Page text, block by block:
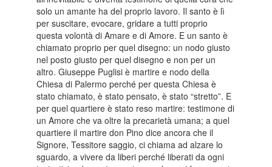
solo un amante ha del proprio lavoro. Il santo è lì
per suscitare, evocare, gridare a tutti proprio
questa volontà di Amare e di Amore. E un santo è
chiamato proprio per quel disegno: un nodo giusto
nel posto giusto per quel disegno e non per un
altro. Giuseppe Puglisi è martire e nodo della
Chiesa di Palermo perché per questa Chiesa è
stato chiamato, è stato pensato, è stato “stretto”. E
per quel quartiere è stato reso martire: testimone di
un Amore che va oltre la precarietà umana; a quel
quartiere il martire don Pino dice ancora che il
Signore, Tessitore saggio, ci chiama ad alzare lo
sguardo, a vivere da liberi perché liberati da ogni